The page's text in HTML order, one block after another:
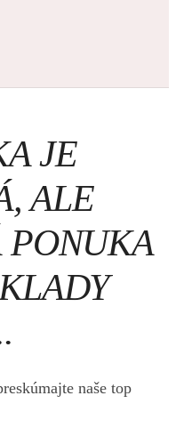
JE
ALE
PONUKA
naše top